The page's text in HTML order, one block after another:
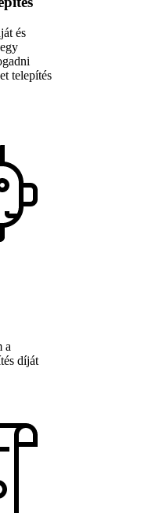
és
telepítés
a
díját